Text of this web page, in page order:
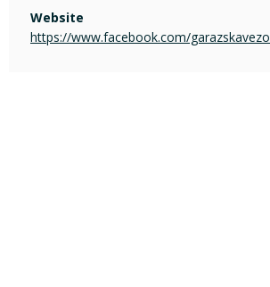
Website
https://www.facebook.com/garazskavezo